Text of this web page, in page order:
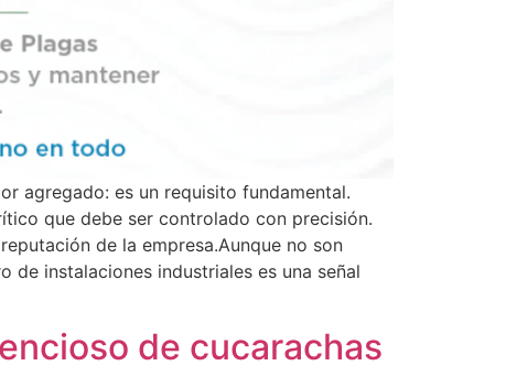
agregado: es un requisito fundamental.
que debe ser controlado con precisión.
de la empresa.Aunque no son
de instalaciones industriales es una señal
de cucarachas